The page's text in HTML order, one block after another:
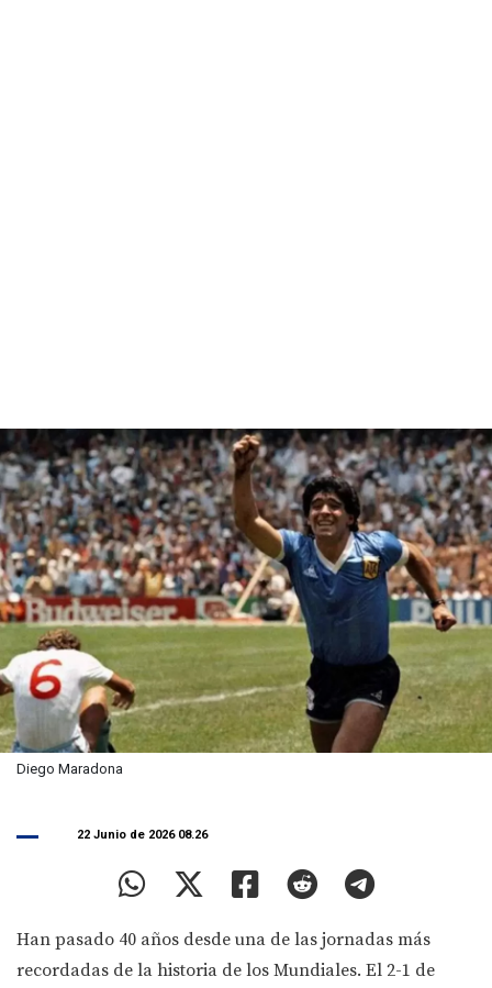
Diego Maradona
22 Junio de 2026 08.26
Han pasado 40 años desde una de las jornadas más
recordadas de la historia de los Mundiales. El 2-1 de